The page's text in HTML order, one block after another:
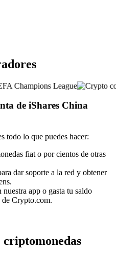
de iShares China
todo lo que puedes hacer:
fiat o por cientos de otras
dar soporte a la red y obtener
app o gasta tu saldo
Crypto.com.
criptomonedas